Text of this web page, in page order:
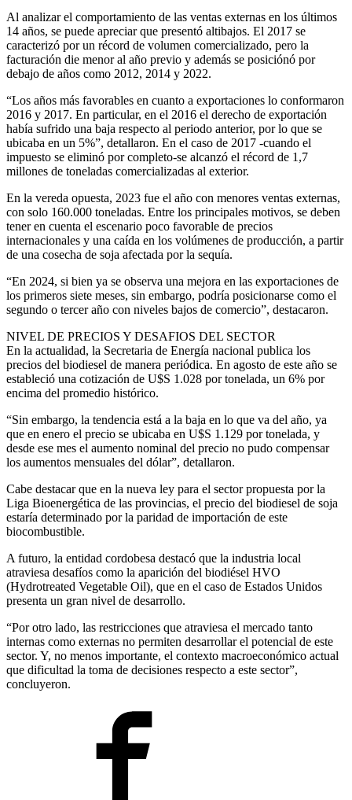
Al analizar el comportamiento de las ventas externas en los últimos
14 años, se puede apreciar que presentó altibajos. El 2017 se
caracterizó por un récord de volumen comercializado, pero la
facturación die menor al año previo y además se posiciónó por
debajo de años como 2012, 2014 y 2022.
“Los años más favorables en cuanto a exportaciones lo conformaron
2016 y 2017. En particular, en el 2016 el derecho de exportación
había sufrido una baja respecto al periodo anterior, por lo que se
ubicaba en un 5%”, detallaron. En el caso de 2017 -cuando el
impuesto se eliminó por completo-se alcanzó el récord de 1,7
millones de toneladas comercializadas al exterior.
En la vereda opuesta, 2023 fue el año con menores ventas externas,
con solo 160.000 toneladas. Entre los principales motivos, se deben
tener en cuenta el escenario poco favorable de precios
internacionales y una caída en los volúmenes de producción, a partir
de una cosecha de soja afectada por la sequía.
“En 2024, si bien ya se observa una mejora en las exportaciones de
los primeros siete meses, sin embargo, podría posicionarse como el
segundo o tercer año con niveles bajos de comercio”, destacaron.
NIVEL DE PRECIOS Y DESAFIOS DEL SECTOR
En la actualidad, la Secretaria de Energía nacional publica los
precios del biodiesel de manera periódica. En agosto de este año se
estableció una cotización de U$S 1.028 por tonelada, un 6% por
encima del promedio histórico.
“Sin embargo, la tendencia está a la baja en lo que va del año, ya
que en enero el precio se ubicaba en U$S 1.129 por tonelada, y
desde ese mes el aumento nominal del precio no pudo compensar
los aumentos mensuales del dólar”, detallaron.
Cabe destacar que en la nueva ley para el sector propuesta por la
Liga Bioenergética de las provincias, el precio del biodiesel de soja
estaría determinado por la paridad de importación de este
biocombustible.
A futuro, la entidad cordobesa destacó que la industria local
atraviesa desafíos como la aparición del biodiésel HVO
(Hydrotreated Vegetable Oil), que en el caso de Estados Unidos
presenta un gran nivel de desarrollo.
“Por otro lado, las restricciones que atraviesa el mercado tanto
internas como externas no permiten desarrollar el potencial de este
sector. Y, no menos importante, el contexto macroeconómico actual
que dificultad la toma de decisiones respecto a este sector”,
concluyeron.